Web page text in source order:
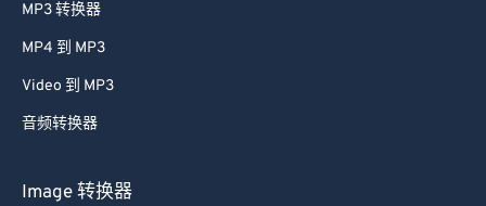
MP3 转换器
MP4 到 MP3
Video 到 MP3
音频转换器
Image 转换器